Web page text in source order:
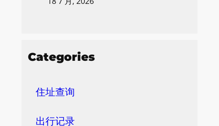
Categories
住址查询
出行记录